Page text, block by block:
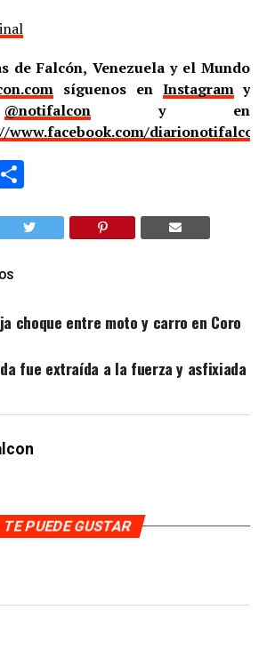
de Falcón, Venezuela y el Mundo
síguenos en Instagramy
@notifalcony en
www.facebook.com/
Compartir
choque entre moto y carro en Coro
fue extraída a la fuerza y asfixiada
TE PUEDE GUSTAR